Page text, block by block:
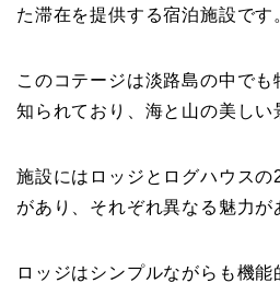
た滞在を提供する宿泊施設です
このコテージは淡路島の中で
知られており、海と山の美しい
施設にはロッジとログハウス
があり、それぞれ異なる魅力が
ロッジはシンプルながらも機